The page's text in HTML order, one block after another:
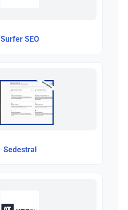
Surfer SEO
Sedestral